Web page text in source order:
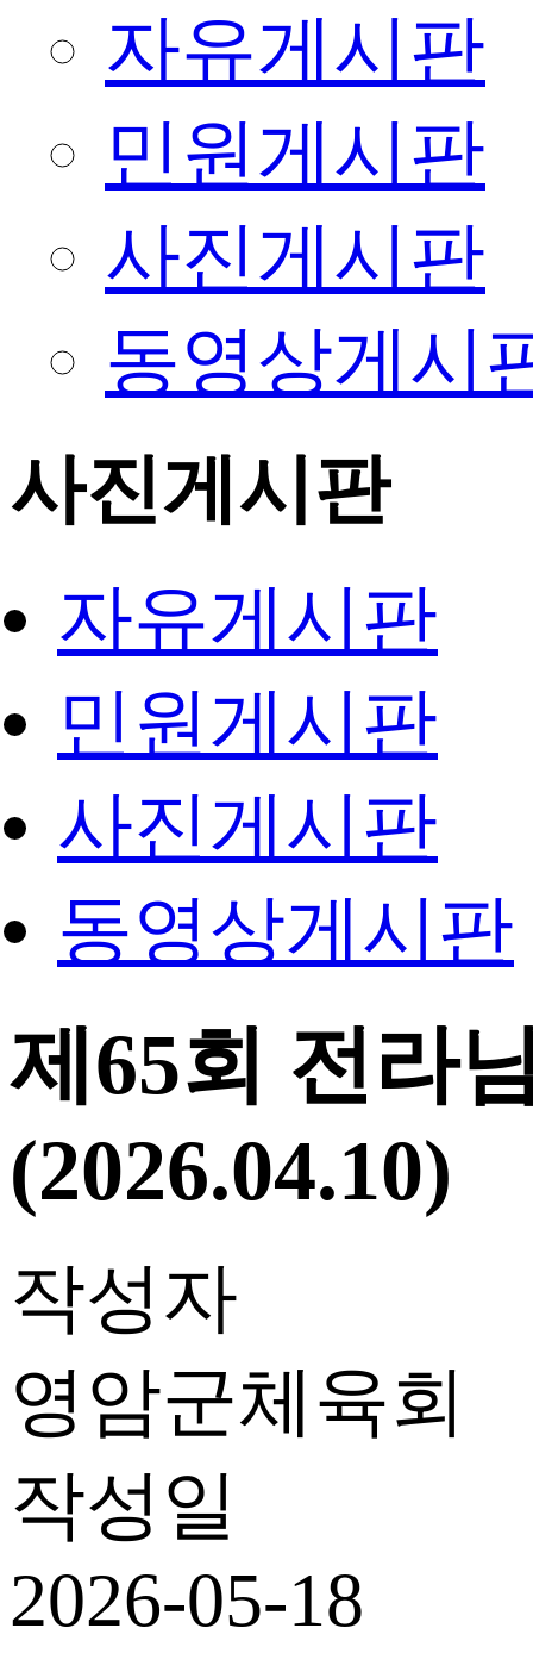
자유게시판
민원게시판
사진게시판
동영상게시
사진게시판
자유게시판
민원게시판
사진게시판
동영상게시판
제65회 전라
(2026.04.10)
작성자
영암군체육회
작성일
2026-05-18